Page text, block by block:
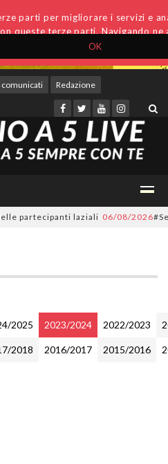
OK
parti per migliorare i servizi e
queste terze parti. Navigando
comunicati Redazione
laziali 06/08/2026
2025 2023/2024 2022/2023
2018 2016/2017 2015/2016